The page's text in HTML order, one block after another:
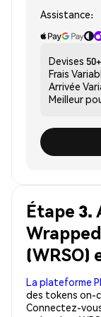
Assistance:
Devises 50+
Frais
Arrivée
Meilleur
Étape 3.
(WRSO)
La plateforme
des tokens on-
Connectez-